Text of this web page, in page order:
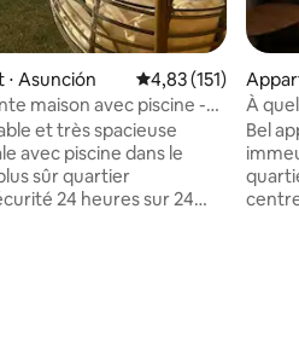
base de 12 commentaires : 5 sur 5
Asunción Évaluation
4,83 (151)
maison avec piscine -
et très spacieuse
avec piscine dans le
sûr quartier
24 heures sur 24
À
Bel